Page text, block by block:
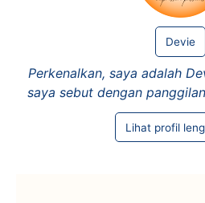
Devie
Perkenalkan, saya adalah
saya sebut dengan
Lihat profil